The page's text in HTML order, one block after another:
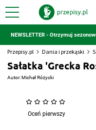
NEWSLETTER - Otrzymuj
Przepisy.pl Dania i przekąski
Sałatka 'Grecka
Autor:Michał Różycki
Oceń pierwszy